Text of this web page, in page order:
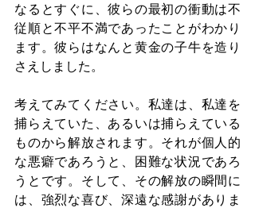
なるとすぐに、彼らの最初の衝動は不
従順と不平不満であったことがわかり
ます。彼らはなんと黄金の子牛を造り
さえしました。
考えてみてください。私達は、私達を
捕らえていた、あるいは捕らえている
ものから解放されます。それが個人的
な悪癖であろうと、困難な状況であろ
うとです。そして、その解放の瞬間に
は、強烈な喜び、深遠な感謝がありま